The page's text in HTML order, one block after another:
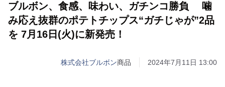
ブルボン、食感、味わい、ガチンコ勝負 噛
み応え抜群のポテトチップス“ガチじゃが”2品
を 7月16日(火)に新発売！
株式会社ブルボン商品 2024年7月11日 13:00